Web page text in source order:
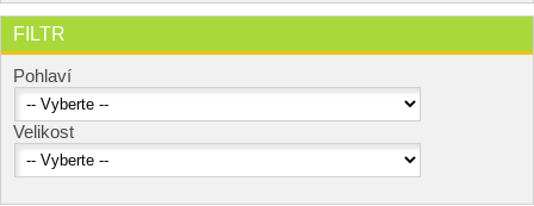
FILTR
Pohlaví
Velikost